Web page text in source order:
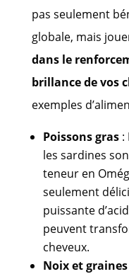
pas seulement
globale, mais
dans le
brillance de vos
exemples
Poissons gras:
les sardines
teneur en
seulement
puissante
peuvent
cheveux.
Noix et graines